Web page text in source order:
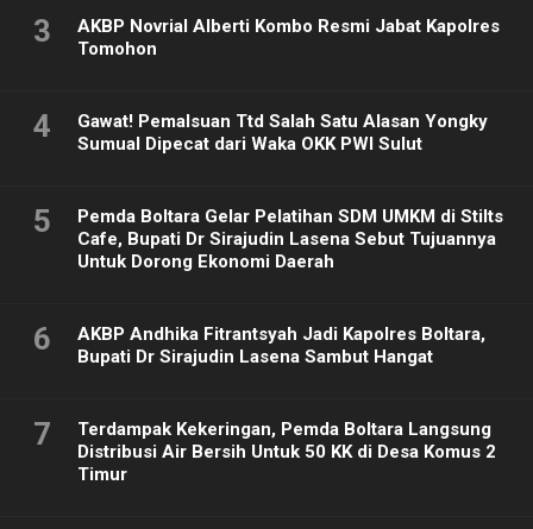
3
AKBP Novrial Alberti Kombo Resmi Jabat Kapolres
Tomohon
4
Gawat! Pemalsuan Ttd Salah Satu Alasan Yongky
Sumual Dipecat dari Waka OKK PWI Sulut
5
Pemda Boltara Gelar Pelatihan SDM UMKM di Stilts
Cafe, Bupati Dr Sirajudin Lasena Sebut Tujuannya
Untuk Dorong Ekonomi Daerah
6
AKBP Andhika Fitrantsyah Jadi Kapolres Boltara,
Bupati Dr Sirajudin Lasena Sambut Hangat
7
Terdampak Kekeringan, Pemda Boltara Langsung
Distribusi Air Bersih Untuk 50 KK di Desa Komus 2
Timur